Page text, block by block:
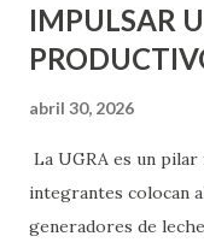
IMPULSAR
abril 30, 2026
La UGRA es un
integrantes colocan
generadores de